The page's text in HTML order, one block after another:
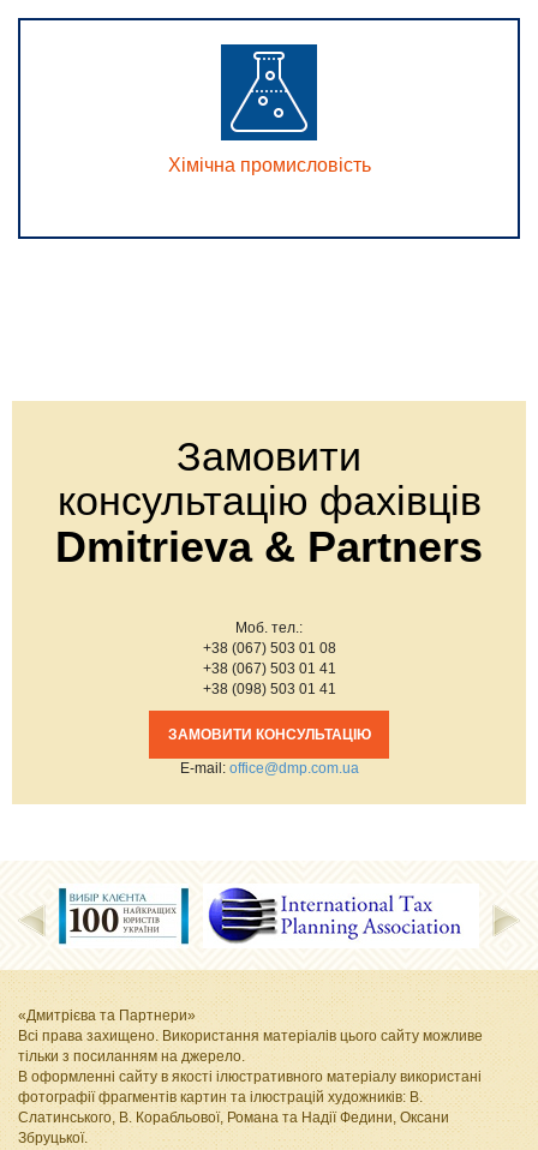
Хімічна промисловість
Замовити
консультацію фахівців
Dmitrieva & Partners
Моб. тел.:
+38 (067) 503 01 08
+38 (067) 503 01 41
+38 (098) 503 01 41
ЗАМОВИТИ КОНСУЛЬТАЦІЮ
Е-mail: office@dmp.com.ua
«Дмитрієва та Партнери»
Всі права захищено. Використання матеріалів цього сайту можливе
тільки з посиланням на джерело.
В оформленні сайту в якості ілюстративного матеріалу використані
фотографії фрагментів картин та ілюстрацій художників: В.
Слатинського, В. Корабльової, Романа та Надії Федини, Оксани
Збруцької.